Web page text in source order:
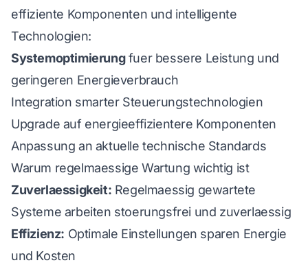
effiziente Komponenten und intelligente
Technologien:
Systemoptimierungfuer bessere Leistung und
geringeren Energieverbrauch
Integration smarter Steuerungstechnologien
Upgrade auf energieeffizientere Komponenten
Anpassung an aktuelle technische Standards
Warum regelmaessige Wartung wichtig ist
Zuverlaessigkeit: Regelmaessig gewartete
Systeme arbeiten stoerungsfrei und zuverlaessig
Effizienz: Optimale Einstellungen sparen Energie
und Kosten